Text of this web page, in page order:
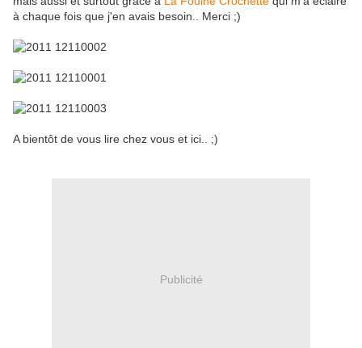
à chaque fois que j'en avais besoin.. Merci ;)
A bientôt de vous lire chez vous et ici.. ;)
Publicité